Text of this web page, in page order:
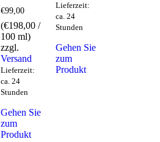
€99,00
(€198,00 /
100 ml)
zzgl.
Versand
Lieferzeit:
ca. 24
Stunden
Gehen Sie
zum
Produkt
Lieferzeit:
ca. 24
Stunden
Gehen Sie
zum
Produkt